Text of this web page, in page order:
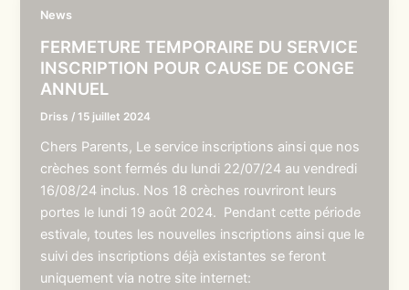
News
FERMETURE TEMPORAIRE DU SERVICE
INSCRIPTION POUR CAUSE DE CONGE
ANNUEL
Driss /15 juillet 2024
Chers Parents, Le service inscriptions ainsi que nos
crèches sont fermés du lundi 22/07/24 au vendredi
16/08/24 inclus. Nos 18 crèches rouvriront leurs
portes le lundi 19 août 2024. Pendant cette période
estivale, toutes les nouvelles inscriptions ainsi que le
suivi des inscriptions déjà existantes se feront
uniquement via notre site internet: